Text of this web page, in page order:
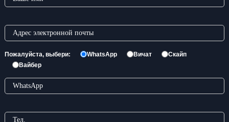
Пожалуйста, выбери: WhatsApp Вичат
Скайп
Вайбер